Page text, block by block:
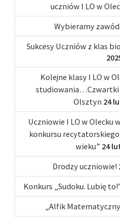
uczniów I LO w
Wybieramy zawód.
Sukcesy Uczniów z klas
Kolejne klasy I LO w
studiowania…Czwartki
Olsztyn 24
Uczniowie I LO w Olecku
konkursu recytatorskiego
wieku” 24
Drodzy uczniowie!
Konkurs „Sudoku. Lubię
„Alfik